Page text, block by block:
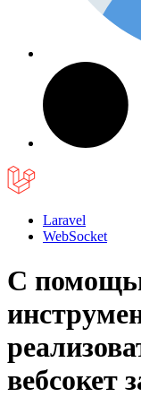
Laravel
WebSocket
С
вебсокет